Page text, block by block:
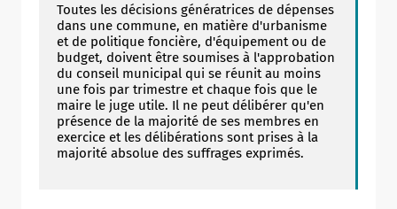
Toutes les décisions génératrices de dépenses
dans une commune, en matière d'urbanisme
et de politique foncière, d'équipement ou de
budget, doivent être soumises à l'approbation
du conseil municipal qui se réunit au moins
une fois par trimestre et chaque fois que le
maire le juge utile. Il ne peut délibérer qu'en
présence de la majorité de ses membres en
exercice et les délibérations sont prises à la
majorité absolue des suffrages exprimés.